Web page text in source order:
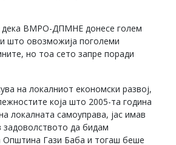
дека ВМРО-ДПМНЕ донесе голем
што овозможија поголеми
но тоа сето запре поради
на локалниот економски развој,
која што 2005-та година
локалната самоуправа, јас имав
да бидам
Општина Гази Баба и тогаш беше